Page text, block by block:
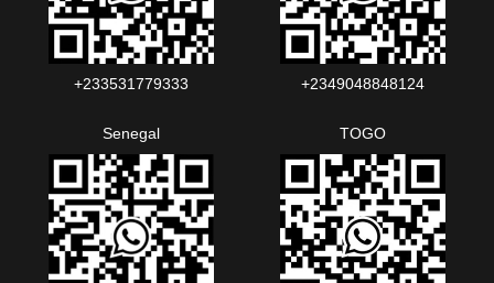
+233531779333 +2349048848124‬‬‬
Senegal TOGO